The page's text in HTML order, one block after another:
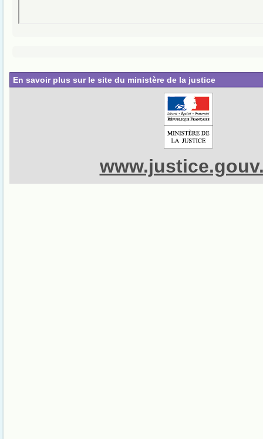
En savoir plus sur le site du ministère de la justice